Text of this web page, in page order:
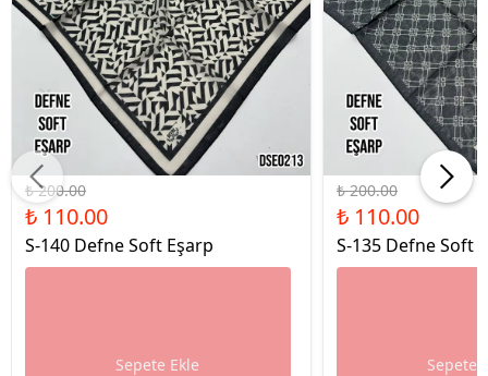
%45 İndirim
₺ 200.00
₺ 110.00
S-140 Defne Soft Eşarp
Sepete Ekle
%45 İndirim
₺ 200.00
₺ 110.00
S-135 Defne Soft
Sepete